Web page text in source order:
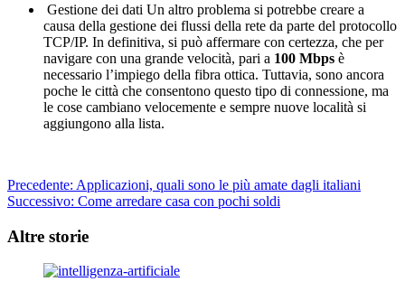
Gestione dei dati Un altro problema si potrebbe creare a
causa della gestione dei flussi della rete da parte del protocollo
TCP/IP. In definitiva, si può affermare con certezza, che per
navigare con una grande velocità, pari a 100 Mbps è
necessario l’impiego della fibra ottica. Tuttavia, sono ancora
poche le città che consentono questo tipo di connessione, ma
le cose cambiano velocemente e sempre nuove località si
aggiungono alla lista.
Navigazione
articolo
Precedente: Applicazioni, quali sono le più amate dagli italiani
Successivo: Come arredare casa con pochi soldi
Altre storie